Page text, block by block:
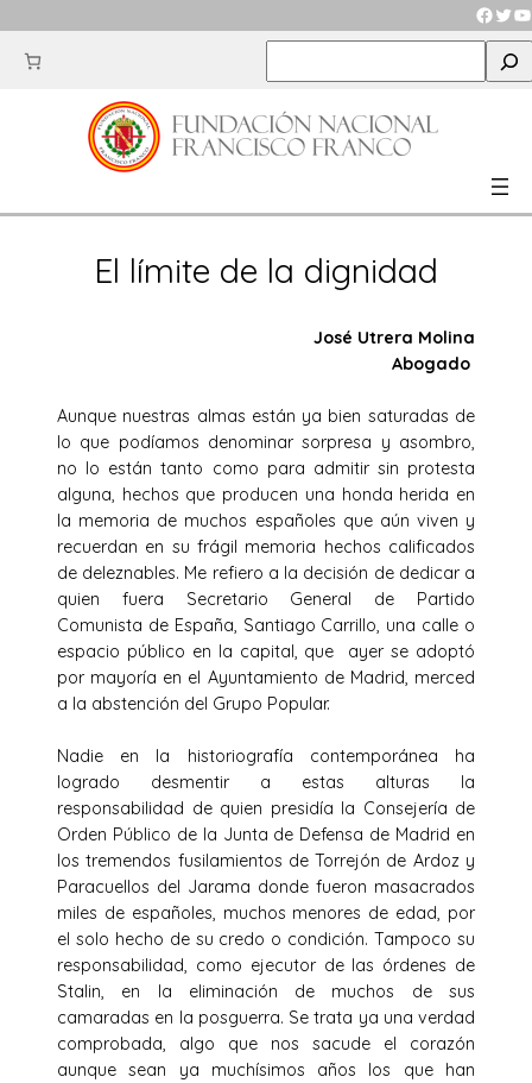
al
contenido
e
r
c
El límite de la dignidad
José Utrera Molina
Abogado
Aunque nuestras almas están ya bien saturadas de
lo que podíamos denominar sorpresa y asombro,
no lo están tanto como para admitir sin protesta
alguna, hechos que producen una honda herida en
la memoria de muchos españoles que aún viven y
recuerdan en su frágil memoria hechos calificados
de deleznables. Me refiero a la decisión de dedicar a
quien fuera Secretario General de Partido
Comunista de España, Santiago Carrillo, una calle o
espacio público en la capital, que ayer se adoptó
por mayoría en el Ayuntamiento de Madrid, merced
a la abstención del Grupo Popular.
Nadie en la historiografía contemporánea ha
logrado desmentir a estas alturas la
responsabilidad de quien presidía la Consejería de
Orden Público de la Junta de Defensa de Madrid en
los tremendos fusilamientos de Torrejón de Ardoz y
Paracuellos del Jarama donde fueron masacrados
miles de españoles, muchos menores de edad, por
el solo hecho de su credo o condición. Tampoco su
responsabilidad, como ejecutor de las órdenes de
Stalin, en la eliminación de muchos de sus
camaradas en la posguerra. Se trata ya una verdad
comprobada, algo que nos sacude el corazón
aunque sean ya muchísimos años los que han